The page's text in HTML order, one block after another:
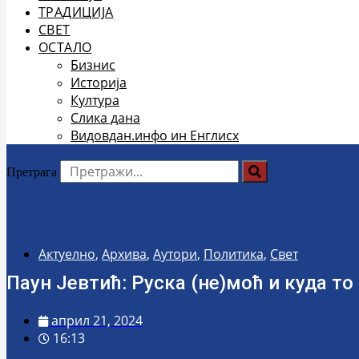
ТРАДИЦИЈА
СВЕТ
ОСТАЛО
Бизнис
Историја
Култура
Слика дана
Видовдан.инфо ин Енглисх
Претрага
Актуелно, Архива, Аутори, Политика, Свет
Паун Јевтић: Руска (не)моћ и куда то
април 21, 2024
16:13